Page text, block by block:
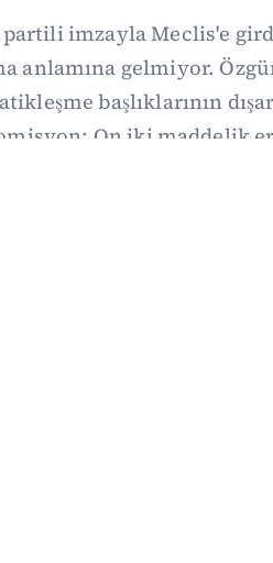
partili imzayla Meclis'e
anlamına gelmiyor.
başlıklarının
On iki maddelik